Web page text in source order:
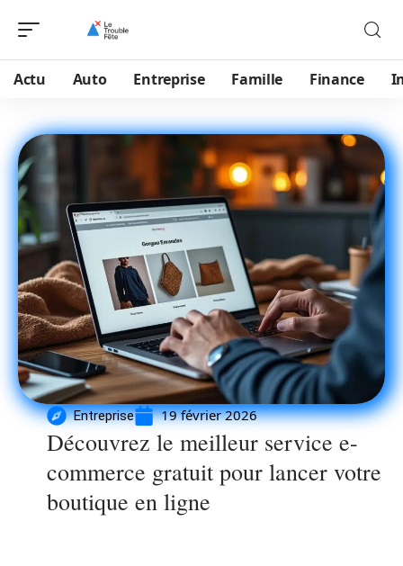
Actu Auto Entreprise Famille Finance
Entreprise 19 février 2026
Découvrez le meilleur service e-
commerce gratuit pour lancer votre
boutique en ligne